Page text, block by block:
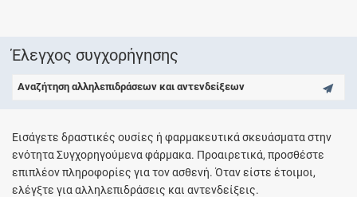
Έλεγχος συγχορήγησης
Αναζήτηση αλληλεπιδράσεων και αντενδείξεων
Εισάγετε δραστικές ουσίες ή φαρμακευτικά σκευάσματα στην
ενότητα Συγχορηγούμενα φάρμακα. Προαιρετικά, προσθέστε
επιπλέον πληροφορίες για τον ασθενή. Όταν είστε έτοιμοι,
ελέγξτε για αλληλεπιδράσεις και αντενδείξεις.